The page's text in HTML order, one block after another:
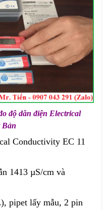
độ dẫn điện Electrical
Bản
Conductivity EC 11
1413 µS/cm và
pipet lấy mẫu, 2 pin